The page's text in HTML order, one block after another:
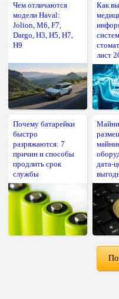
Чем отличаются
модели Haval:
Jolion, M6, F7,
Dargo, H3, H5, H7,
H9
Как
лист
Почему батарейки
быстро
разряжаются: 7
причин и способы
продлить срок
службы
дата-